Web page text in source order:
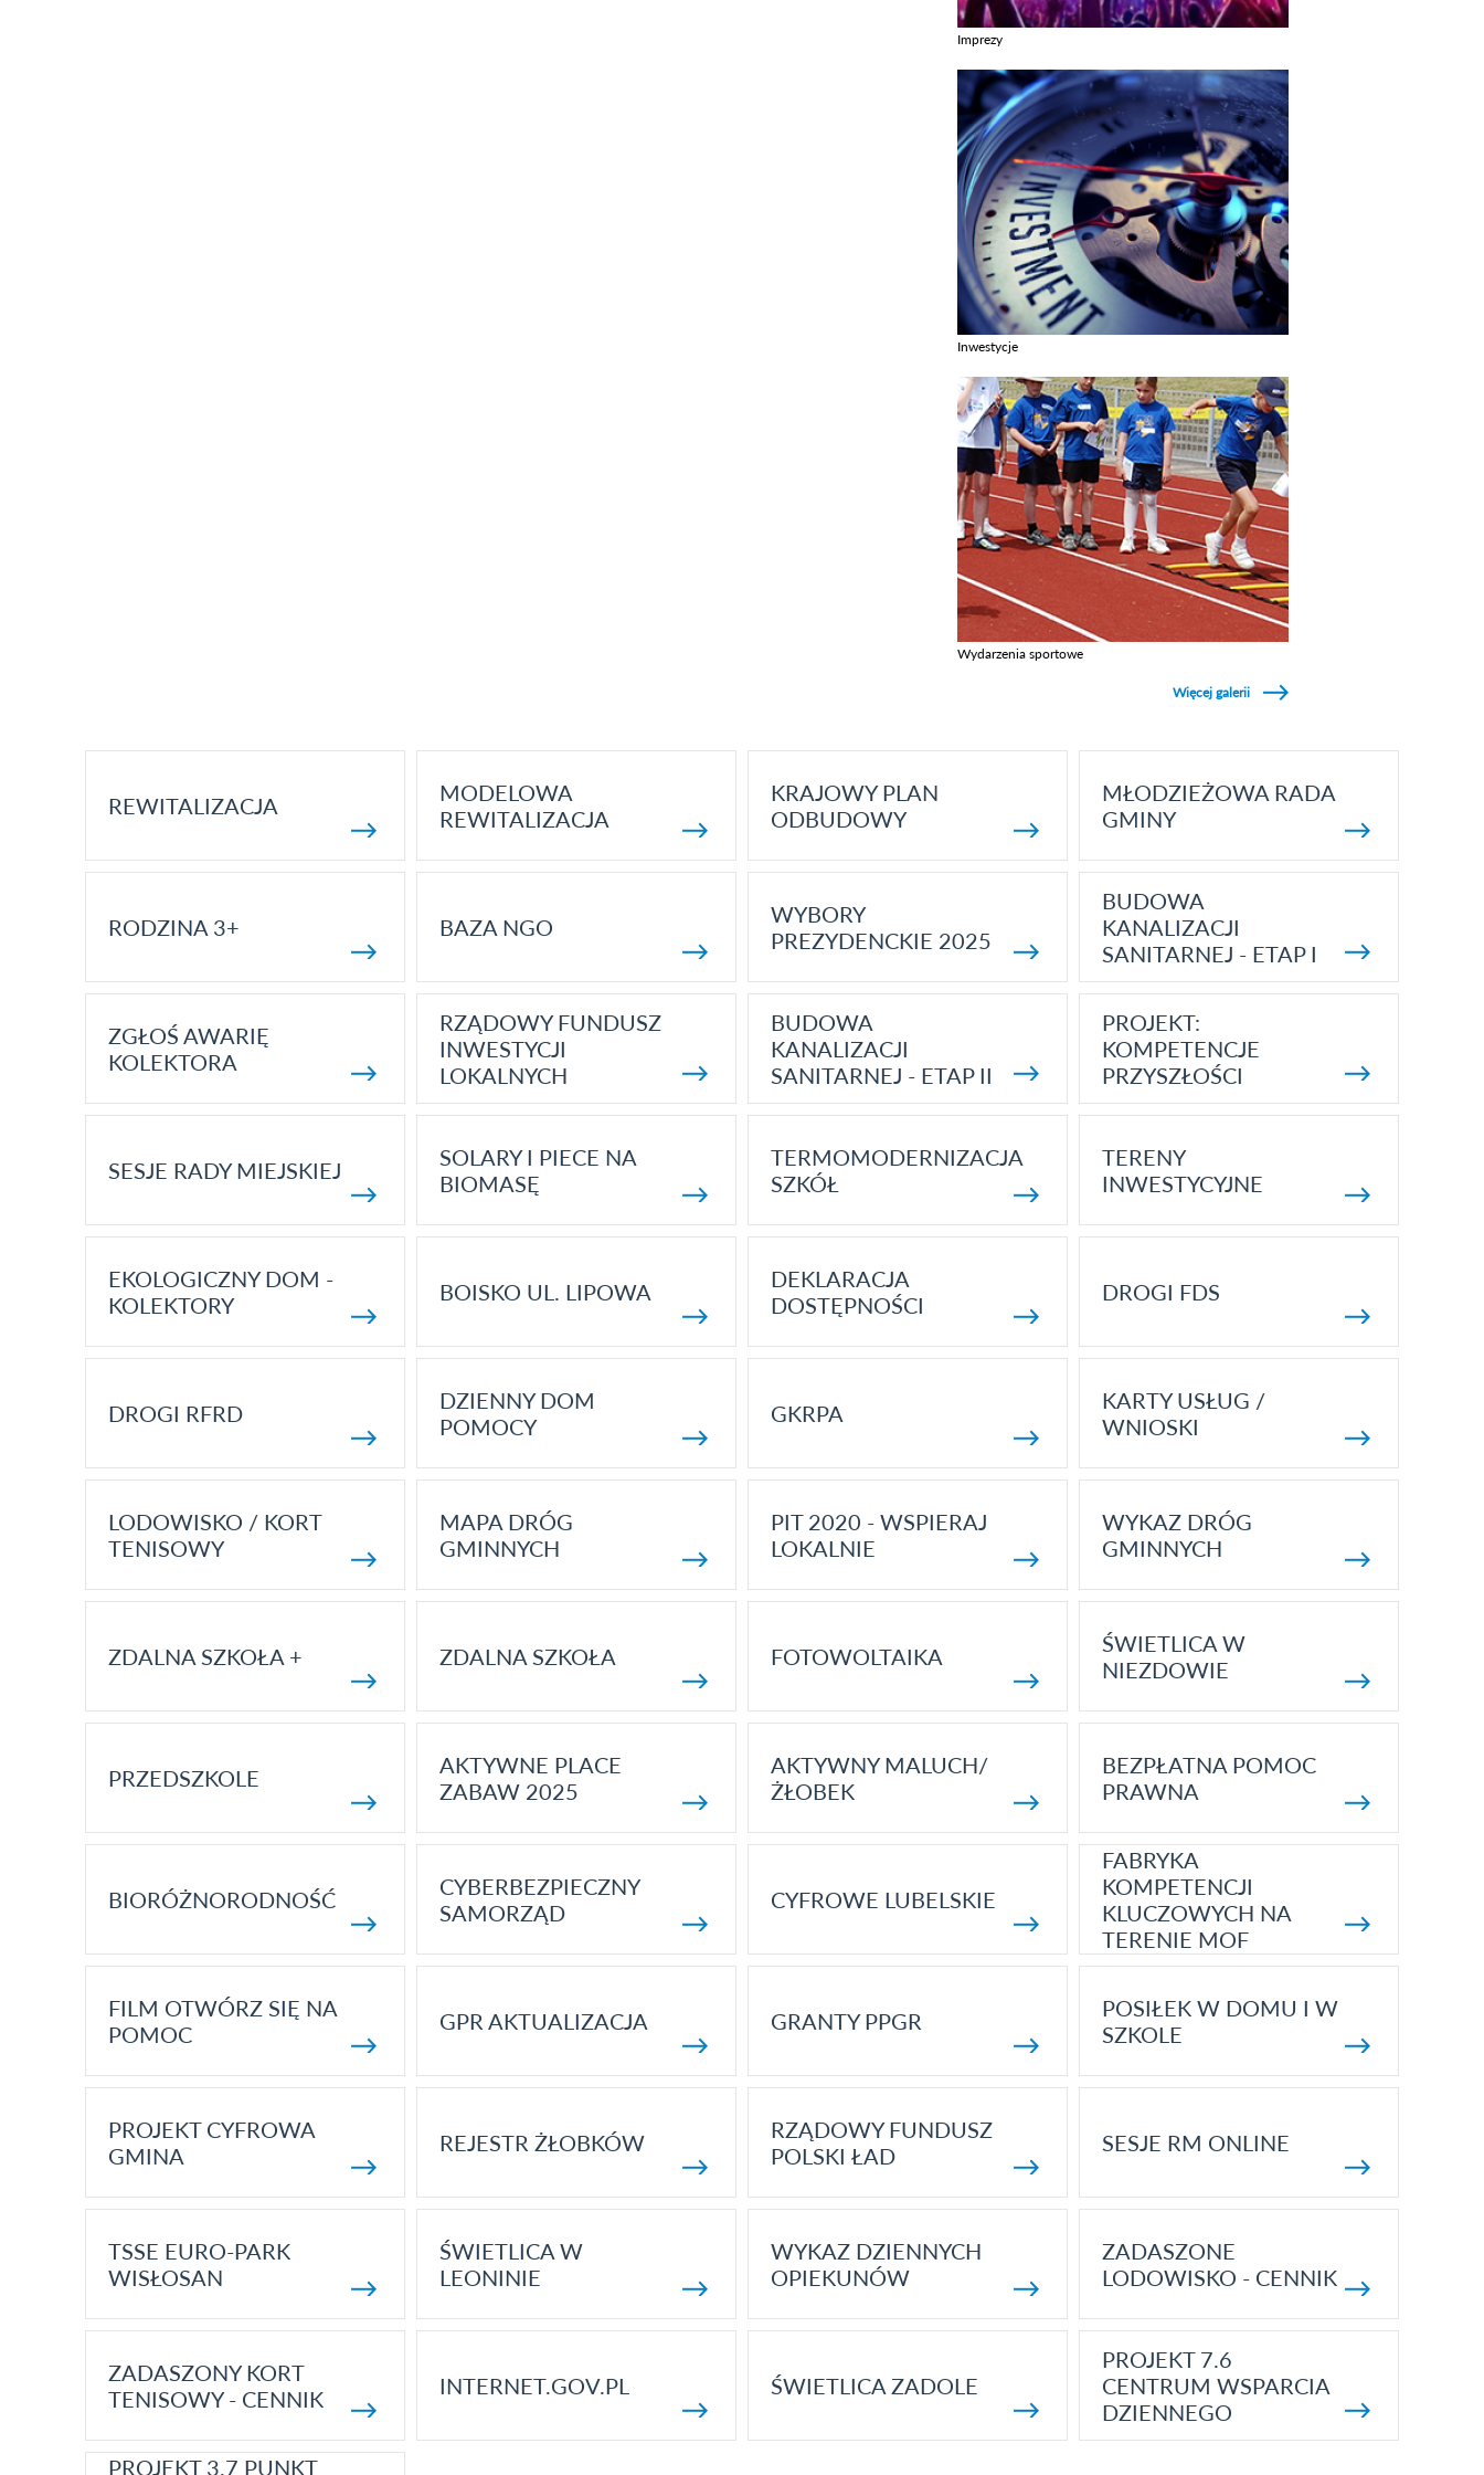
Imprezy
Inwestycje
Wydarzenia sportowe
Więcej galerii
REWITALIZACJA
MODELOWA
REWITALIZACJA
KRAJOWY PLAN
ODBUDOWY
MŁODZIEŻOWA RADA
GMINY
RODZINA 3+ BAZA NGO
WYBORY
PREZYDENCKIE 2025
BUDOWA
KANALIZACJI
SANITARNEJ - ETAP I
ZGŁOŚ AWARIĘ
KOLEKTORA
RZĄDOWY FUNDUSZ
INWESTYCJI
LOKALNYCH
BUDOWA
KANALIZACJI
SANITARNEJ - ETAP II
PROJEKT:
KOMPETENCJE
PRZYSZŁOŚCI
SESJE RADY MIEJSKIEJ
SOLARY I PIECE NA
BIOMASĘ
TERMOMODERNIZACJA
SZKÓŁ
TERENY
INWESTYCYJNE
EKOLOGICZNY DOM -
KOLEKTORY
BOISKO UL. LIPOWA
DEKLARACJA
DOSTĘPNOŚCI
DROGI FDS
DROGI RFRD
DZIENNY DOM
POMOCY
GKRPA
KARTY USŁUG /
WNIOSKI
LODOWISKO / KORT
TENISOWY
MAPA DRÓG
GMINNYCH
PIT 2020 - WSPIERAJ
LOKALNIE
WYKAZ DRÓG
GMINNYCH
ZDALNA SZKOŁA + ZDALNA SZKOŁA FOTOWOLTAIKA
ŚWIETLICA W
NIEZDOWIE
PRZEDSZKOLE
AKTYWNE PLACE
ZABAW 2025
AKTYWNY MALUCH/
ŻŁOBEK
BEZPŁATNA POMOC
PRAWNA
BIORÓŻNORODNOŚĆ
CYBERBEZPIECZNY
SAMORZĄD
CYFROWE LUBELSKIE
FABRYKA
KOMPETENCJI
KLUCZOWYCH NA
TERENIE MOF
FILM OTWÓRZ SIĘ NA
POMOC
GPR AKTUALIZACJA GRANTY PPGR
POSIŁEK W DOMU I W
SZKOLE
PROJEKT CYFROWA
GMINA
REJESTR ŻŁOBKÓW
RZĄDOWY FUNDUSZ
POLSKI ŁAD
SESJE RM ONLINE
TSSE EURO-PARK
WISŁOSAN
ŚWIETLICA W
LEONINIE
WYKAZ DZIENNYCH
OPIEKUNÓW
ZADASZONE
LODOWISKO - CENNIK
ZADASZONY KORT
TENISOWY - CENNIK
INTERNET.GOV.PL ŚWIETLICA ZADOLE
PROJEKT 7.6
CENTRUM WSPARCIA
DZIENNEGO
PROJEKT 3.7 PUNKT